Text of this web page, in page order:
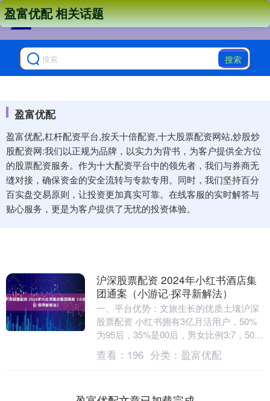
搜索
盈富优配
盈富优配,杠杆配资平台,按天十倍配资,十大股票配资网站,炒股炒
股配资网:我们以正规为品牌，以实力为背书，为客户提供全方位
的股票配资服务。作为十大配资平台中的领先者，我们与券商无
缝对接，确保资金的安全流转与专款专用。同时，我们坚持百分
百实盘交易原则，让投资更加真实可靠。在线客服的实时解答与
贴心服务，更是为客户提供了无忧的投资体验。
盈富优配 相关话题
沪深股票配资 2024年小红书酒店集
团通案（小游记·探寻新解法）
一、平台优势：文旅生长的优质土壤沪深
股票配资 小红书拥有3亿月活用户，50%
为95后，35%是00后，男女比例3:7，50%
来自一二线城市，用户年轻且消费潜力
大....
查看： 196 分类： 盈富优配